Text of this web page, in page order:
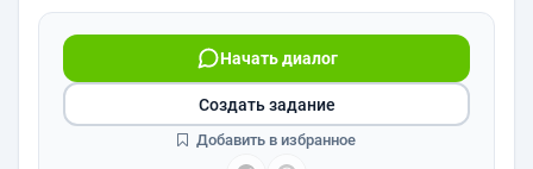
Начать диалог
Создать задание
Добавить в избранное